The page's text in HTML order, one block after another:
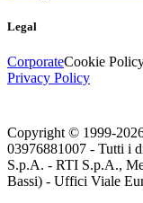
Legal
CorporateCookie
Privacy Policy
Copyright © 1999-
03976881007 - Tutti i
S.p.A. - RTI S.p.A.,
Bassi) - Uffici Viale